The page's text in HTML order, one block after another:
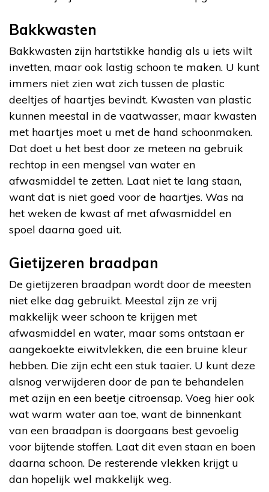
Bakkwasten
Bakkwasten zijn hartstikke handig als u iets wilt
invetten, maar ook lastig schoon te maken. U kunt
immers niet zien wat zich tussen de plastic
deeltjes of haartjes bevindt. Kwasten van plastic
kunnen meestal in de vaatwasser, maar kwasten
met haartjes moet u met de hand schoonmaken.
Dat doet u het best door ze meteen na gebruik
rechtop in een mengsel van water en
afwasmiddel te zetten. Laat niet te lang staan,
want dat is niet goed voor de haartjes. Was na
het weken de kwast af met afwasmiddel en
spoel daarna goed uit.
Gietijzeren braadpan
De gietijzeren braadpan wordt door de meesten
niet elke dag gebruikt. Meestal zijn ze vrij
makkelijk weer schoon te krijgen met
afwasmiddel en water, maar soms ontstaan er
aangekoekte eiwitvlekken, die een bruine kleur
hebben. Die zijn echt een stuk taaier. U kunt deze
alsnog verwijderen door de pan te behandelen
met azijn en een beetje citroensap. Voeg hier ook
wat warm water aan toe, want de binnenkant
van een braadpan is doorgaans best gevoelig
voor bijtende stoffen. Laat dit even staan en boen
daarna schoon. De resterende vlekken krijgt u
dan hopelijk wel makkelijk weg.